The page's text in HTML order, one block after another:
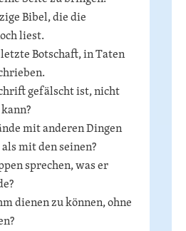
Bibel, die die
liest.
Botschaft, in Taten
gefälscht ist, nicht
mit anderen Dingen
mit den seinen?
sprechen, was er
dienen zu können, ohne